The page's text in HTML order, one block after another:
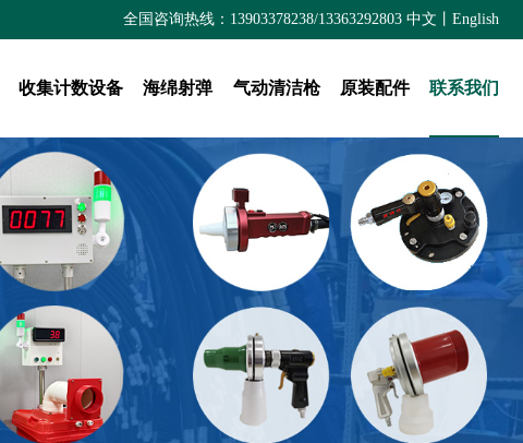
全国咨询热线：13903378238/13363292803 中文 English
收集计数设备 海绵射弹 气动清洁枪 原装配件 联系我们